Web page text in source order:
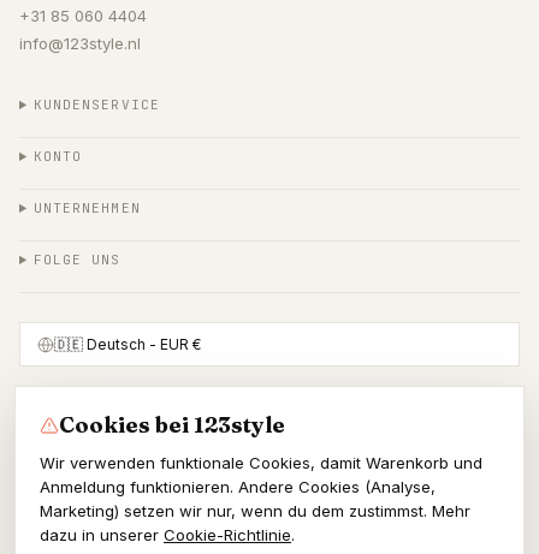
+31 85 060 4404
info@123style.nl
KUNDENSERVICE
KONTO
UNTERNEHMEN
FOLGE UNS
🇩🇪 Deutsch - EUR €
SICHER BEZAHLEN MIT
Cookies bei 123style
Wir verwenden funktionale Cookies, damit Warenkorb und
Anmeldung funktionieren. Andere Cookies (Analyse,
Marketing) setzen wir nur, wenn du dem zustimmst. Mehr
dazu in unserer Cookie-Richtlinie.